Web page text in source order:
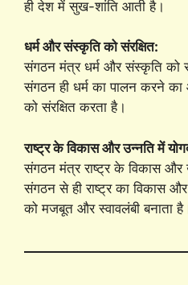
ही देश में सुख-शांति आती है।
धर्म और संस्कृति को संरक्षित:
संगठन मंत्र धर्म और संस्कृति को
संगठन ही धर्म का पालन करने
को संरक्षित करता है।
राष्ट्र के विकास और उन्नति में
संगठन मंत्र राष्ट्र के विकास और
संगठन से ही राष्ट्र का विकास
को मजबूत और स्वावलंबी बनाता